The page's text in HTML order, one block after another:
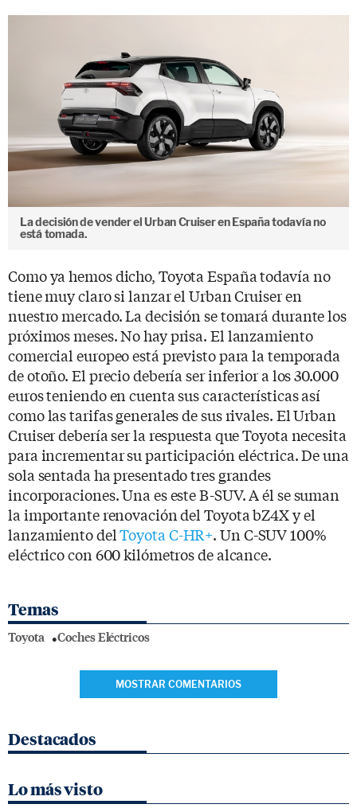
La decisión de vender el Urban Cruiser en España todavía no
está tomada.
Como ya hemos dicho, Toyota España todavía no
tiene muy claro si lanzar el Urban Cruiser en
nuestro mercado. La decisión se tomará durante los
próximos meses. No hay prisa. El lanzamiento
comercial europeo está previsto para la temporada
de otoño. El precio debería ser inferior a los 30.000
euros teniendo en cuenta sus características así
como las tarifas generales de sus rivales. El Urban
Cruiser debería ser la respuesta que Toyota necesita
para incrementar su participación eléctrica. De una
sola sentada ha presentado tres grandes
incorporaciones. Una es este B-SUV. A él se suman
la importante renovación del Toyota bZ4X y el
lanzamiento delToyota C-HR+. Un C-SUV 100%
eléctrico con 600 kilómetros de alcance.
Temas
Toyota Coches Eléctricos
MOSTRAR COMENTARIOS
Destacados
Lo más visto